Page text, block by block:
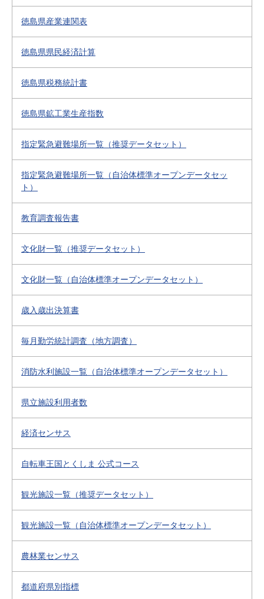
徳島県産業連関表
徳島県県民経済計算
徳島県税務統計書
徳島県鉱工業生産指数
指定緊急避難場所一覧（推奨データセット）
指定緊急避難場所一覧（自治体標準オープンデータセッ
ト）
教育調査報告書
文化財一覧（推奨データセット）
文化財一覧（自治体標準オープンデータセット）
歳入歳出決算書
毎月勤労統計調査（地方調査）
消防水利施設一覧（自治体標準オープンデータセット）
県立施設利用者数
経済センサス
自転車王国とくしま 公式コース
観光施設一覧（推奨データセット）
観光施設一覧（自治体標準オープンデータセット）
農林業センサス
都道府県別指標